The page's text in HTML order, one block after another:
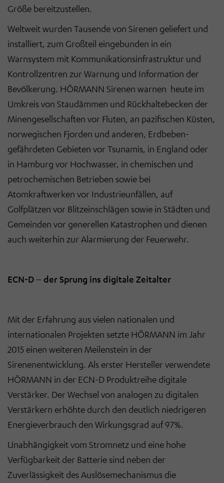
Größe bereitzustellen.
Weltweit wurden Tausende von Sirenen geliefert und
installiert, zum Großteil eingebunden in ein
Warnsystem mit Kommunikationsinfrastruktur und
Kontrollzentren zur Warnung und Information der
Bevölkerung. HÖRMANN Sirenen warnen heute im
Umkreis von Staudämmen und Rückhaltebecken der
Minengesellschaften vor Fluten, an pazifischen Küsten,
norwegischen Fjorden und anderen, Erdbeben-
gefährdeten Gebieten vor Tsunamis, in England oder
in Hamburg vor Hochwasser, in chemischen und
petrochemischen Betrieben sowie bei
Atomkraftwerken vor Industrieunfällen, auf
Golfplätzen vor Blitzeinschlägen sowie in Städten und
Gemeinden vor generellen Katastrophen und dienen
auch weiterhin zur Alarmierung der Feuerwehr.
ECN-D – der Sprung ins digitale Zeitalter
Mit der Erfahrung aus vielen nationalen und
internationalen Projekten setzte HÖRMANN im Jahr
2015 einen weiteren Meilenstein in der
Sirenenentwicklung. Als erster Hersteller verwendete
HÖRMANN in der ECN-D Produktreihe digitale
Verstärker. Der Wechsel von analogen zu digitalen
Verstärkern erhöhte durch den deutlich niedrigeren
Energieverbrauch den Wirkungsgrad auf 97%.
Unabhängigkeit vom Stromnetz und eine hohe
Verfügbarkeit der Batterie sind neben der
Zuverlässigkeit des Auslösemechanismus die